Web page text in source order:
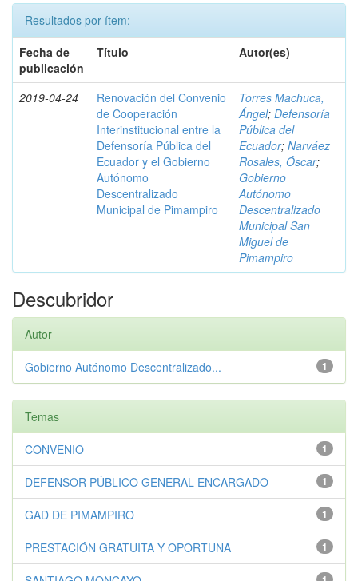
Resultados por ítem:
Fecha de
publicación
Título Autor(es)
2019-04-24
Renovación del Convenio
de Cooperación
Interinstitucional entre la
Defensoría Pública del
Ecuador y el Gobierno
Autónomo
Descentralizado
Municipal de Pimampiro
Torres Machuca,
Ángel; Defensoría
Pública del
Ecuador; Narváez
Rosales, Óscar;
Gobierno
Autónomo
Descentralizado
Municipal San
Miguel de
Pimampiro
Descubridor
Autor
1
Gobierno Autónomo Descentralizado...
Temas
1
CONVENIO
1
DEFENSOR PÚBLICO GENERAL ENCARGADO
1
GAD DE PIMAMPIRO
1
PRESTACIÓN GRATUITA Y OPORTUNA